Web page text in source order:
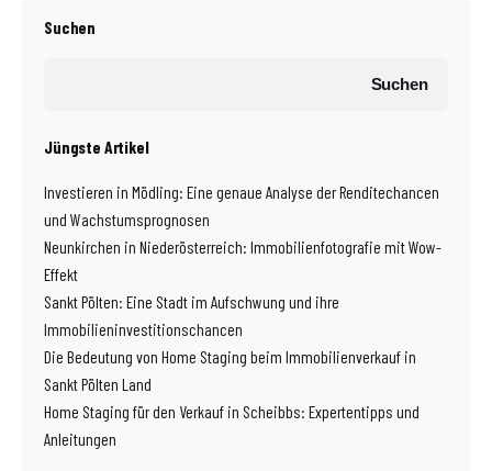
Suchen
Suchen
Jüngste Artikel
Investieren in Mödling: Eine genaue Analyse der Renditechancen
und Wachstumsprognosen
Neunkirchen in Niederösterreich: Immobilienfotografie mit Wow-
Effekt
Sankt Pölten: Eine Stadt im Aufschwung und ihre
Immobilieninvestitionschancen
Die Bedeutung von Home Staging beim Immobilienverkauf in
Sankt Pölten Land
Home Staging für den Verkauf in Scheibbs: Expertentipps und
Anleitungen